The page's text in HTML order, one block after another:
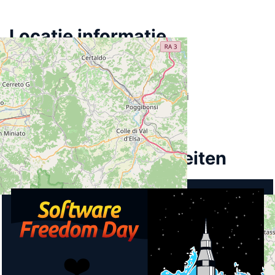
Locatie informatie
Straat Via Dante 39
Plaats 53036 Poggibonsi
Land Italië
Aankomende activiteiten